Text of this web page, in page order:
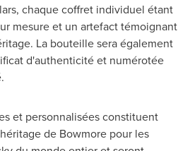
chaque coffret individuel étant
mesure et un artefact témoignant
La bouteille sera également
d'authenticité et numérotée
et personnalisées constituent
de Bowmore pour les